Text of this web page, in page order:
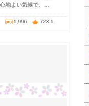
地よい気候で、…
1,996 723.1